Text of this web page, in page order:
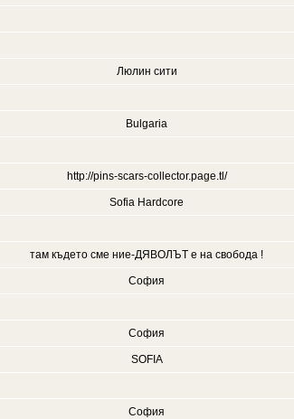
Люлин сити
Bulgaria
http://pins-scars-collector.page.tl/
Sofia Hardcore
там където сме ние-ДЯВОЛЪТ е на свобода !
София
София
SOFIA
София